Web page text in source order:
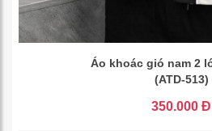
Áo khoác gió nam 2
(ATD-513)
350.000 Đ